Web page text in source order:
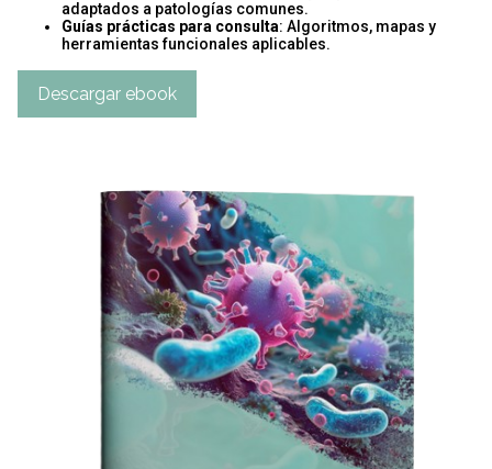
adaptados a patologías comunes.
Guías prácticas para consulta: Algoritmos, mapas y
herramientas funcionales aplicables.
Descargar ebook